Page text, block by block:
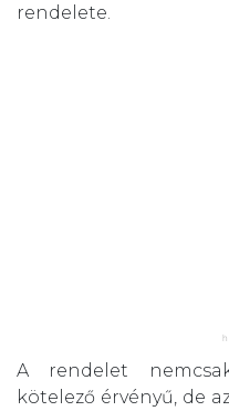
rendelete.
A rendelet
kötelező érvényű, de